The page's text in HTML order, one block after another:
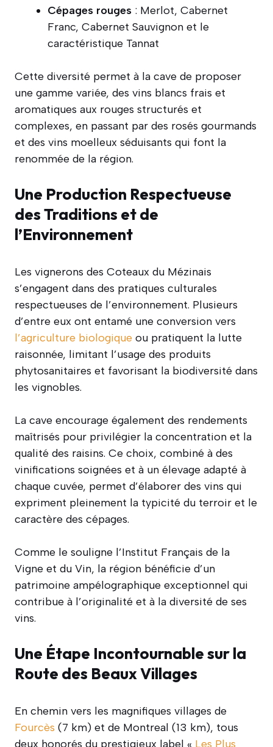
Cépages rouges : Merlot, Cabernet
Franc, Cabernet Sauvignon et le
caractéristique Tannat
Cette diversité permet à la cave de proposer
une gamme variée, des vins blancs frais et
aromatiques aux rouges structurés et
complexes, en passant par des rosés gourmands
et des vins moelleux séduisants qui font la
renommée de la région.
Une Production Respectueuse
des Traditions et de
l’Environnement
Les vignerons des Coteaux du Mézinais
s’engagent dans des pratiques culturales
respectueuses de l’environnement. Plusieurs
d’entre eux ont entamé une conversion vers
l’agriculture biologique ou pratiquent la lutte
raisonnée, limitant l’usage des produits
phytosanitaires et favorisant la biodiversité dans
les vignobles.
La cave encourage également des rendements
maîtrisés pour privilégier la concentration et la
qualité des raisins. Ce choix, combiné à des
vinifications soignées et à un élevage adapté à
chaque cuvée, permet d’élaborer des vins qui
expriment pleinement la typicité du terroir et le
caractère des cépages.
Comme le souligne l’Institut Français de la
Vigne et du Vin, la région bénéficie d’un
patrimoine ampélographique exceptionnel qui
contribue à l’originalité et à la diversité de ses
vins.
Une Étape Incontournable sur la
Route des Beaux Villages
En chemin vers les magnifiques villages de
Fourcès (7 km) et de Montreal (13 km), tous
deux honorés du prestigieux label « Les Plus